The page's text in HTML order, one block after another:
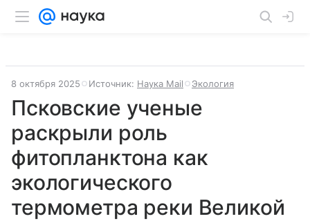
8 октября 2025 Источник: Наука Mail Экология
Псковские ученые
раскрыли роль
фитопланктона как
экологического
термометра реки Великой